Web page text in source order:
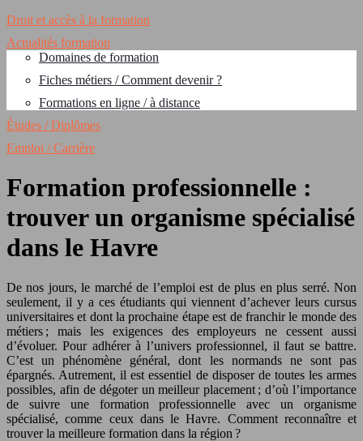
Droit et accès à la formation
Actualités formation
Domaines de formation
Fiches métiers / Comment devenir ?
Formations en ligne / à distance
Études / Diplômes
Emploi / Carrière
Formation professionnelle :
trouver un organisme spécialisé
dans le Havre
De nos jours, le marché de l’emploi est de plus en plus serré. Non
seulement, il y a ces étudiants qui viennent d’achever leurs cursus
universitaires et dont la prochaine étape est de franchir le monde des
métiers ; mais les exigences des employeurs ne cessent aussi
d’évoluer. Pour adhérer à l’univers professionnel, il faut se battre.
C’est un phénomène général, dont les normands ne sont pas
épargnés. Autrement, il est essentiel de disposer de toutes les armes
possibles, afin de dégoter un meilleur placement ; d’où l’importance
de suivre une formation professionnelle avec un organisme
spécialisé, comme ceux dans le Havre. Comment reconnaître et
trouver la meilleure formation dans la région ?